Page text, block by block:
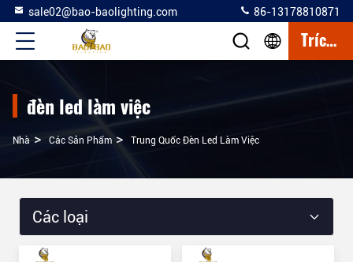
sale02@bao-baolighting.com 86-13178810871
Trích Dẫn
đèn led làm việc
Nhà > Các Sản Phẩm > Trung Quốc Đèn Led Làm Việc
Các loại